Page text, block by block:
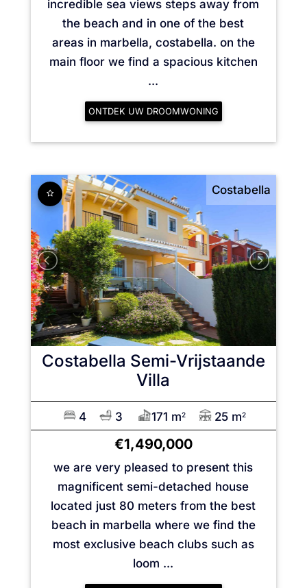
incredible sea views steps away from
the beach and in one of the best
areas in marbella, costabella. on the
main floor we find a spacious kitchen
...
ONTDEK UW DROOMWONING
Costabella
Costabella Semi-Vrijstaande
Villa
4 3 171 m2 25 m2
€1,490,000
we are very pleased to present this
magnificent semi-detached house
located just 80 meters from the best
beach in marbella where we find the
most exclusive beach clubs such as
loom ...